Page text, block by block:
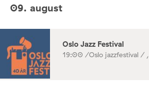
09. august
Oslo Jazz Festival
19:00 /Oslo jazzfestival / ,